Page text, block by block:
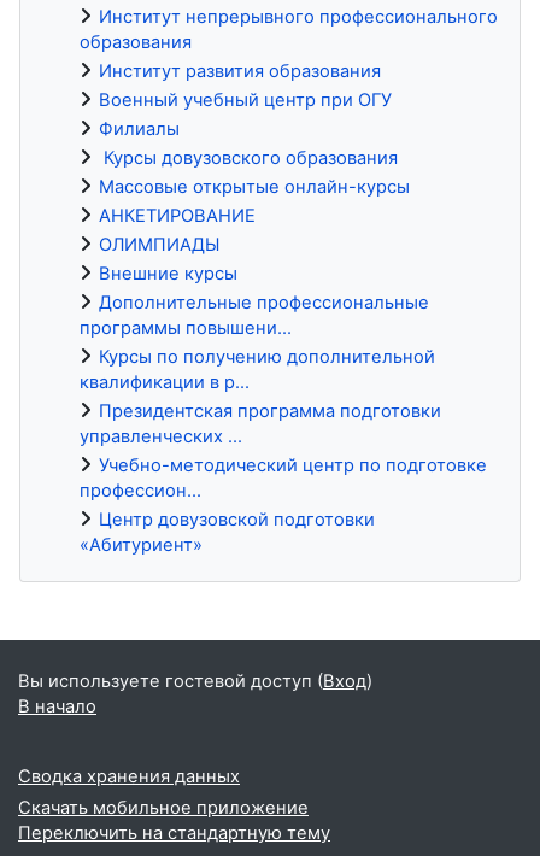
Институт непрерывного профессионального
образования
Институт развития образования
Военный учебный центр при ОГУ
Филиалы
Курсы довузовского образования
Массовые открытые онлайн-курсы
АНКЕТИРОВАНИЕ
ОЛИМПИАДЫ
Внешние курсы
Дополнительные профессиональные
программы повышени...
Курсы по получению дополнительной
квалификации в р...
Президентская программа подготовки
управленческих ...
Учебно-методический центр по подготовке
профессион...
Центр довузовской подготовки
«Абитуриент»
Блоки
Вы используете гостевой доступ (Вход)
В начало
Сводка хранения данных
Скачать мобильное приложение
Переключить на стандартную тему